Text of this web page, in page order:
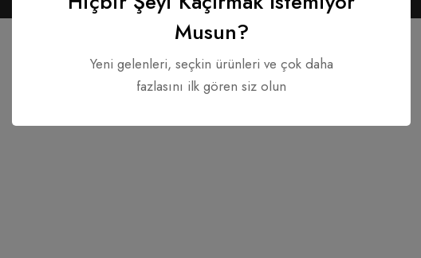
Musun?
Yeni gelenleri, seçkin ürünleri ve çok daha
fazlasını ilk gören siz olun